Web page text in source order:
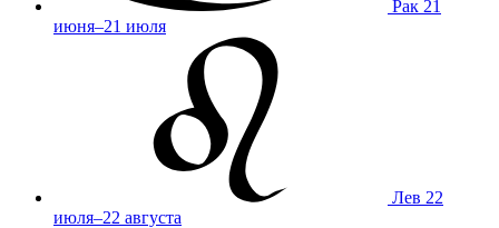
Рак 21
июня–21 июля
Лев 22
июля–22 августа